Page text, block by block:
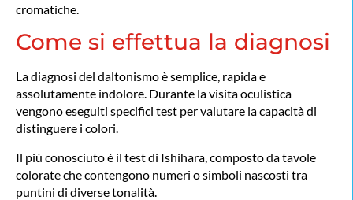
cromatiche.
Come si effettua la diagnosi
La diagnosi del daltonismo è semplice, rapida e
assolutamente indolore. Durante la visita oculistica
vengono eseguiti specifici test per valutare la capacità di
distinguere i colori.
Il più conosciuto è il test di Ishihara, composto da tavole
colorate che contengono numeri o simboli nascosti tra
puntini di diverse tonalità.